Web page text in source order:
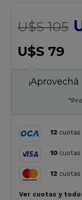
U$S 105
U$S 79
12
10
12